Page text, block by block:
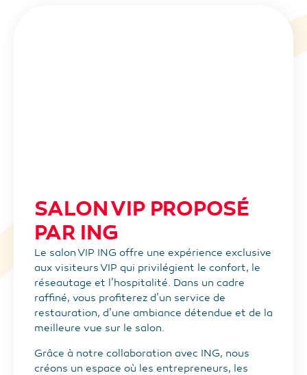
SALON VIP PROPOSÉ
PAR ING
Le salon VIP ING offre une expérience exclusive
aux visiteurs VIP qui privilégient le confort, le
réseautage et l’hospitalité. Dans un cadre
raffiné, vous profiterez d’un service de
restauration, d’une ambiance détendue et de la
meilleure vue sur le salon.
Grâce à notre collaboration avec ING, nous
créons un espace où les entrepreneurs, les